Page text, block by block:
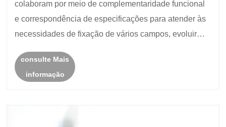
colaboram por meio de complementaridade funcional
e correspondência de especificações para atender às
necessidades de fixação de vários campos, evoluir
suporte para a operação estável do equipamento.
consulte Mais
informação